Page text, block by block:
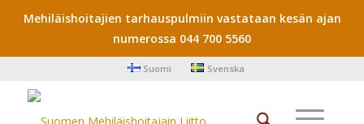
Mehiläishoitajien tarhauspulmiin vastataan kesän ajan
numerossa 044 700 5560
Suomi Svenska